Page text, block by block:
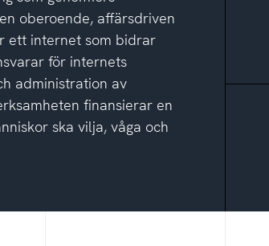
oberoende, affärsdriven
ett internet som bidrar
för internets
administration av
finansierar en
ska vilja, våga och